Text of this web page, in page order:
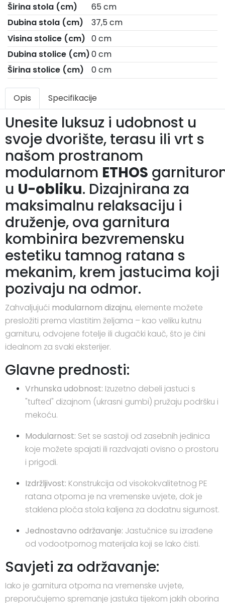
Širina stola (cm)
65 cm
Dubina stola (cm)
37,5 cm
Visina stolice (cm) 0 cm
Dubina stolice (cm)0 cm
Širina stolice (cm)
0 cm
Opis Specifikacije
Unesite luksuz i udobnost u
svoje dvorište, terasu ili vrt s
našom prostranom
modularnom ETHOS
u U-obliku. Dizajnirana za
maksimalnu relaksaciju i
druženje, ova garnitura
kombinira bezvremensku
estetiku tamnog ratana s
mekanim, krem jastucima koji
pozivaju na odmor.
Zahvaljujući modularnom dizajnu, elemente možete
presložiti prema vlastitim željama – kao veliku kutnu
garnituru, odvojene fotelje ili dugački kauč, što je čini
idealnom za svaki eksterijer.
Glavne prednosti:
Vrhunska udobnost: Izuzetno debeli jastuci s
"tufted" dizajnom (ukrasni gumbi) pružaju podršku i
mekoću.
Modularnost: Set se sastoji od zasebnih jedinica
koje možete spajati ili razdvajati ovisno o prostoru
i prigodi.
Izdržljivost: Konstrukcija od visokokvalitetnog PE
ratana otporna je na vremenske uvjete, dok je
staklena ploča stola kaljena za dodatnu sigurnost.
Jednostavno održavanje: Jastučnice su izrađene
od vodootpornog materijala koji se lako čisti.
Savjeti za održavanje:
Iako je garnitura otporna na vremenske uvjete,
preporučujemo spremanje jastuka tijekom jakih oborina